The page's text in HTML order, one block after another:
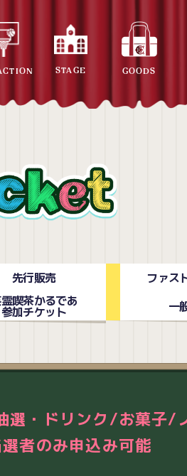
STAGE GOODS
先行販売
ファス
喫茶かるであ
参加チケット 一
選・ドリンク/お菓子/
者のみ申込み可能